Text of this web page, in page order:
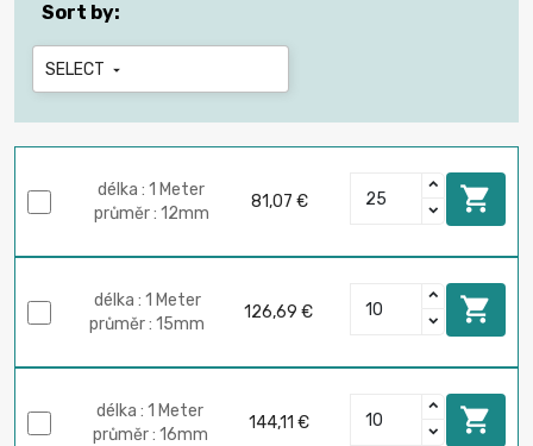
Sort by:
SELECT 
délka : 1 Meter
průměr : 12mm
81,07 € 
délka : 1 Meter
průměr : 15mm
126,69 € 
délka : 1 Meter
průměr : 16mm
144,11 € 